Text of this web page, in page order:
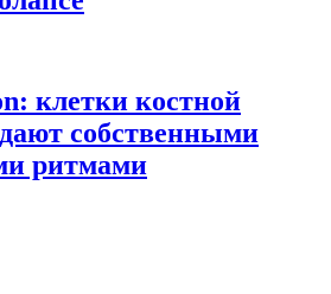
клетки костной
собственными
ритмами